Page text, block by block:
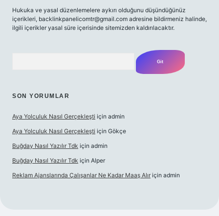
Hukuka ve yasal düzenlemelere aykırı olduğunu düşündüğünüz
içerikleri, backlinkpanelicomtr@gmail.com adresine bildirmeniz halinde,
ilgili içerikler yasal süre içerisinde sitemizden kaldırılacaktır.
SON YORUMLAR
Aya Yolculuk Nasıl Gerçekleşti için admin
Aya Yolculuk Nasıl Gerçekleşti için Gökçe
Buğday Nasıl Yazılır Tdk için admin
Buğday Nasıl Yazılır Tdk için Alper
Reklam Ajanslarında Çalışanlar Ne Kadar Maaş Alır için admin